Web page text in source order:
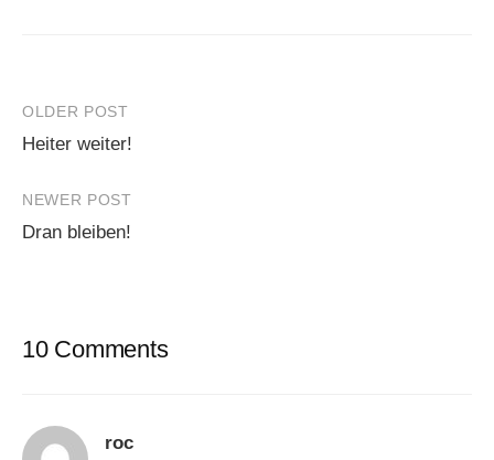
Post
navigation
OLDER POST
Heiter weiter!
NEWER POST
Dran bleiben!
10 Comments
roc